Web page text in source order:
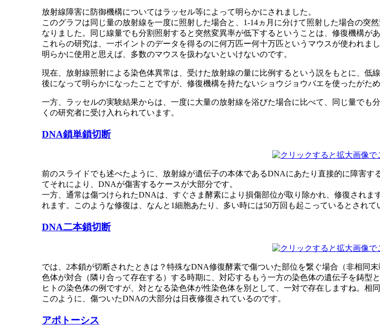
放射線障害に防御機構についてはラッセル等によって明らかにされました。
このグラフは同じ量の放射線を一度に照射した場合と、1-14ヵ月に分けて照射した場合の突
なりました。同じ線量でも分割照射すると突然変異率が低下するということは、修復機構が
これらの研究は、一ポイントのデータを得るのに何万匹ー何十万匹というマウスが使われ
明らかに使用と思えば、多数のマウスを扱わないといけないのです。
現在、放射線照射による染色体異常は、受けた放射線の量に比例するという説をもとに、低
後になって明らかになったことですが、修復機構を持たないショウジョウバエを使ったがた
一方、ラッセルの実験結果からは、一度に大量の放射線を浴びた場合に比べて、同じ量で
くの研究者に受け入れられています。
DNA鎖単鎖切断
前のスライドでも述べたように、放射線が遺伝子の本体であるDNAにあたり直接的に障害
てそれにより、DNAが傷害するケースが大部分です。
一方、通常は傷つけられたDNAは、すぐさま酵素により損傷部位が取り除かれ、修復され
れます。このような修復は、なんと1細胞あたり、多い時には50万回も起こっているとされて
DNA二本鎖切断
では、2本鎖が切断されたときは？特殊なDNA修復酵素で傷ついた部位を繋ぐ場合（非相同
色体が対合（隣り合って存在する）する時期に、対応するもう一方の染色体の遺伝子を鋳型
ヒトの染色体の例ですが、対となる染色体が性染色体を別として、一対で存在しますね。相
このように、傷ついたDNAの大部分は日夜修復されているのです。
アポトーシス